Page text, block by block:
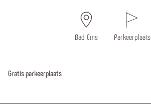
Bad Ems Parkeerplaats
Gratis parkeerplaats